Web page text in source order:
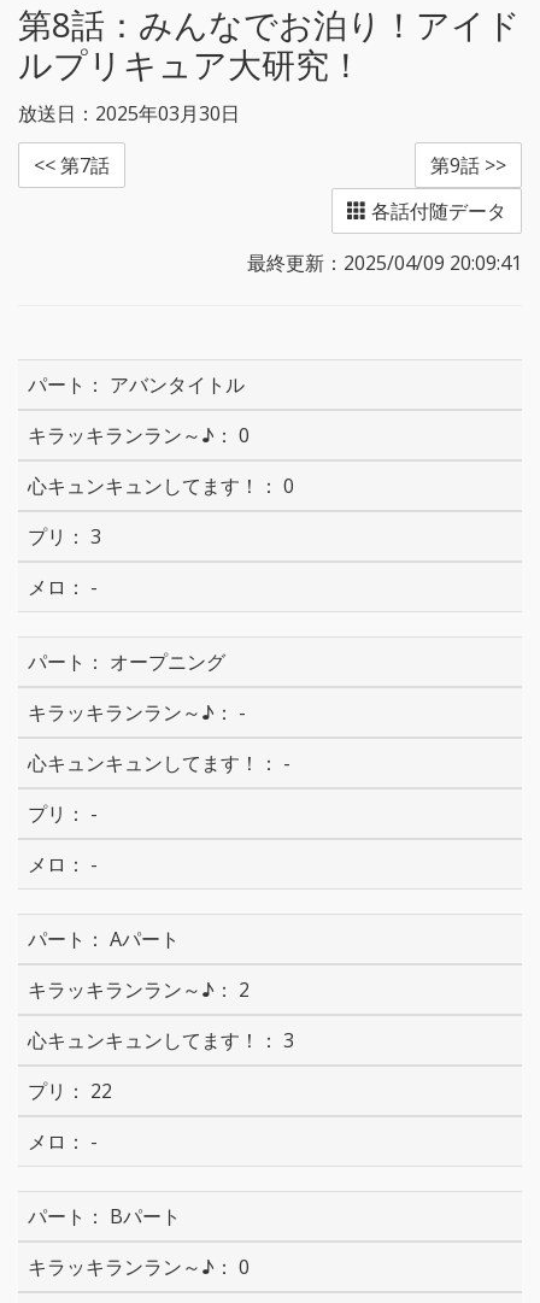
第8話： みんなでお泊り！アイド
ルプリキュア大研究！
放送日：2025年03月30日
<< 第7話
第9話 >>
各話付随データ
最終更新：2025/04/09 20:09:41
アバンタイトル
0
0
3
-
オープニング
-
-
-
-
Aパート
2
3
22
-
Bパート
0